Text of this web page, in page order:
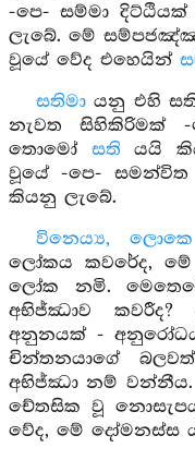
-පෙ- සම්මා
ලැබේ. මේ
වූයේ වේද එහෙයින්
සතිමායනු එහි සති
නැවත සිහිකිරිමක්
තොමෝ සති යයි
වූයේ -පෙ- සමන්විත
කියනු ලැබේ.
විනෙය්‍ය,
ලෝකය කවරේද,
ලෝක නමි.
අභිජ්ඣාව
අනුනයක් -
චින්තනයාගේ
අභිජ්ඣා නම් වන්නීය.
චේතසික වූ
වේද, මේ දෝමනස්ස